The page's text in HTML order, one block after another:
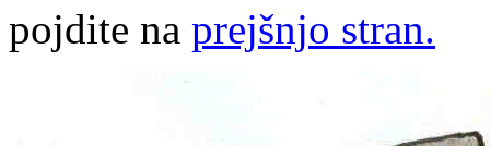
pojdite na prejšnjo stran.